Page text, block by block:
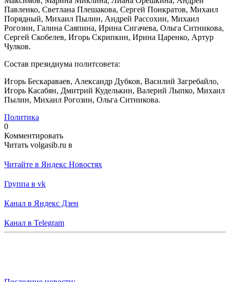
Павленко, Светлана Плешакова, Сергей Понкратов, Михаил
Порядный, Михаил Пылин, Андрей Рассохин, Михаил
Рогозин, Галина Саяпина, Ирина Сигачева, Ольга Ситникова,
Сергей Скобелев, Игорь Скрипкин, Ирина Царенко, Артур
Чулков.
Состав президиума политсовета:
Игорь Бескараваев, Александр Дубков, Василий Загребайло,
Игорь Касабян, Дмитрий Куделькин, Валерий Лыпко, Михаил
Пылин, Михаил Рогозин, Ольга Ситникова.
Политика
0
Комментировать
Читать volgasib.ru в
Читайте в Яндекс Новостях
Группа в vk
Канал в Яндекс Дзен
Канал в Telegram